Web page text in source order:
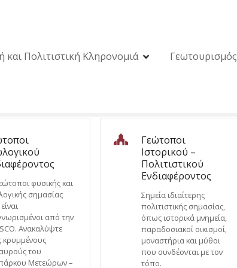
και Πολιτιστική Κληρονομιά Γεωτουρισμός
φυσικής και
σημασίας
από την
Ανακαλύψτε
κρυμμένους
του
Μετεώρων –
Γεώτοποι
Ιστορικού –
Πολιτιστικού
Ενδιαφέροντος
Σημεία ιδιαίτερης
πολιτιστικής σημασίας,
όπως ιστορικά μνημεία,
παραδοσιακοί οικισμοί,
μοναστήρια και μύθοι
που συνδέονται με τον
τόπο.